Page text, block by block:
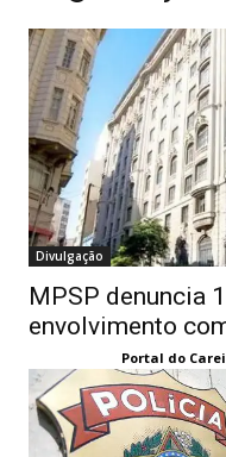
Divulgação
MPSP denuncia
envolvimento
Portal do